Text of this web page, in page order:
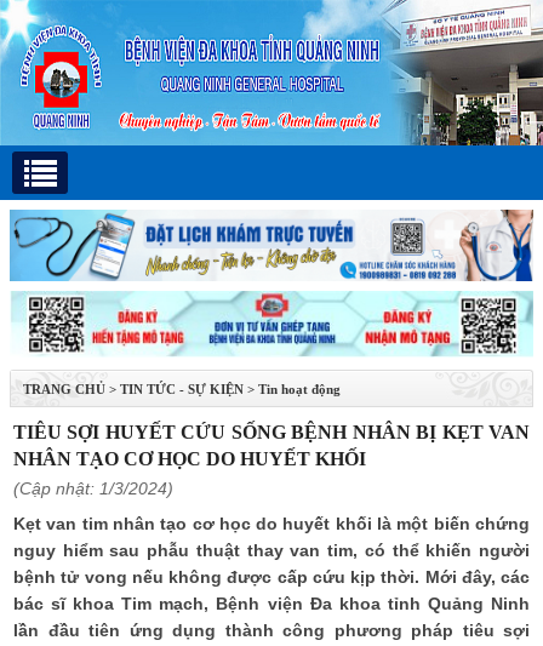
TRANG CHỦ > TIN TỨC - SỰ KIỆN > Tin hoạt động
TIÊU SỢI HUYẾT CỨU SỐNG BỆNH NHÂN BỊ KẸT VAN
NHÂN TẠO CƠ HỌC DO HUYẾT KHỐI
(Cập nhật: 1/3/2024)
Kẹt van tim nhân tạo cơ học do huyết khối là một biến chứng
nguy hiểm sau phẫu thuật thay van tim, có thể khiến người
bệnh tử vong nếu không được cấp cứu kịp thời. Mới đây, các
bác sĩ khoa Tim mạch, Bệnh viện Đa khoa tỉnh Quảng Ninh
lần đầu tiên ứng dụng thành công phương pháp tiêu sợi